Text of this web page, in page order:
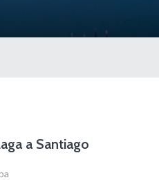
a Santiago